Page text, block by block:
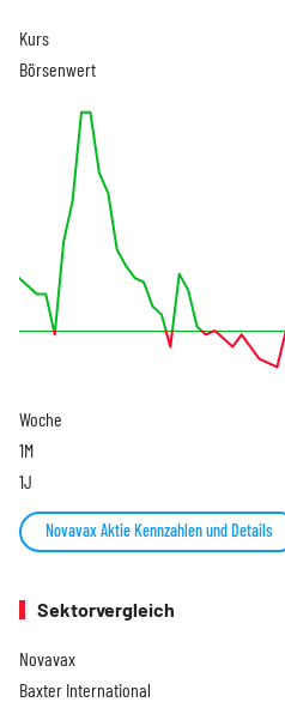
Kurs
Börsenwert
Woche
1M
1J
Novavax Aktie Kennzahlen und Details
Sektorvergleich
Novavax
Baxter International